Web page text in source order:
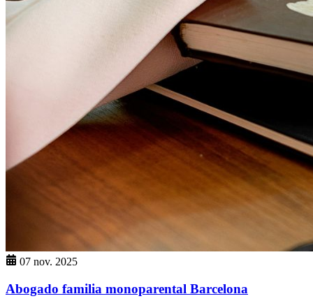
07 nov. 2025
Abogado familia monoparental Barcelona